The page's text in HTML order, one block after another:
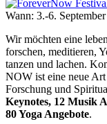
Wann: 3.-6.
Wir möchten eine
forschen, meditieren,
tanzen und lachen.
NOW ist eine neue
Forschung und
Keynotes, 12 Musik
80 Yoga Angebote.